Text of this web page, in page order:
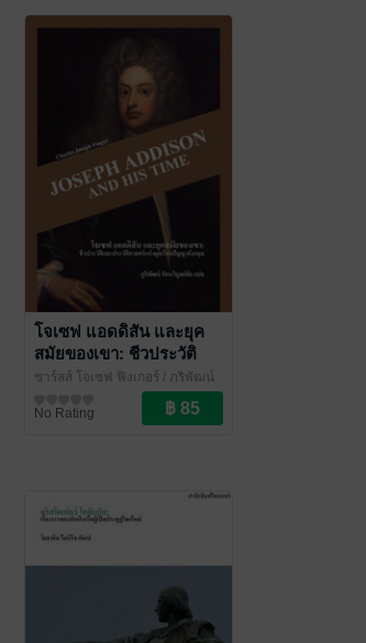
โจเซฟ แอดดิสัน และยุค
สมัยของเขา: ชีวประวัติ
และประวัติศาสตร์แห่งยุค
เรืองปัญญาอังกฤษ
(Joseph Addison and
ชาร์ลส์ โจเซฟ ฟิงเกอร์ / ภูริพัฒน์
/ ไศเลนทร์
No Rating